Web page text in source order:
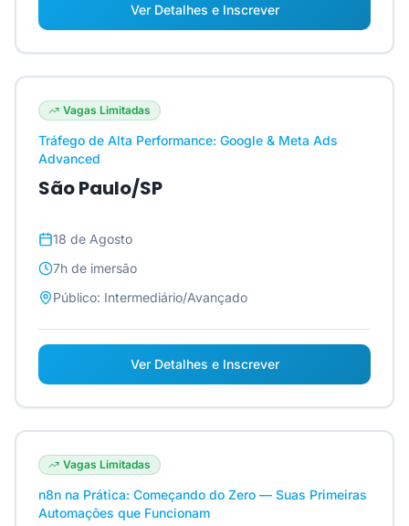
Ver Detalhes e Inscrever
Vagas Limitadas
Tráfego de Alta Performance: Google & Meta Ads
Advanced
São Paulo/SP
18 de Agosto
7h de imersão
Público: Intermediário/Avançado
Ver Detalhes e Inscrever
Vagas Limitadas
n8n na Prática: Começando do Zero — Suas Primeiras
Automações que Funcionam